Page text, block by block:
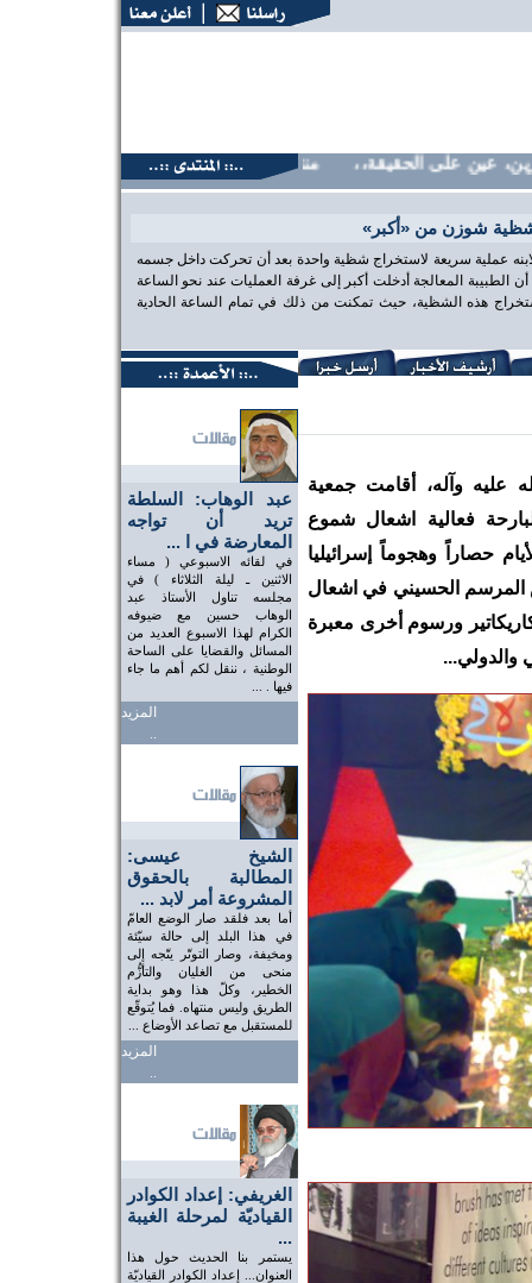
الحقيقة،، منتديات البحرين، عين على الحقيقة،، منتديات
شوزن من «أكبر»
عملية سريعة لاستخراج شظية واحدة بعد أن تحركت داخل جسمه
المعالجة أدخلت أكبر إلى غرفة العمليات عند نحو الساعة
هذه الشظية، حيث تمكنت من ذلك في تمام الساعة الحادية
عبد الوهاب: السلطة
تريد أن تواجه
المعارضة في ا ...
في لقائه الاسبوعي ( مساء
الاثنين ـ ليلة الثلاثاء ) في
مجلسه تناول الأستاذ عبد
الوهاب حسين مع ضيوفه
الكرام لهذا الاسبوع العديد من
المسائل والقضايا على الساحة
الوطنية ، ننقل لكم أهم ما جاء
فيها . ...
المزيد
..
الشيخ عيسى:
المطالبة بالحقوق
المشروعة أمر لابد ...
أما بعد فلقد صار الوضع العامّ
في هذا البلد إلى حالة سيّئة
ومخيفة، وصار التوتّر يتّجه إلى
منحى من الغليان والتأزُّم
الخطير، وكلّ هذا وهو بداية
الطريق وليس منتهاه. فما يُتوقّع
للمستقبل مع تصاعد الأوضاع ...
المزيد
..
الغريفي: إعداد الكوادر
القياديّة لمرحلة الغيبة
...
يستمر بنا الحديث حول هذا
العنوان... إعداد الكوادر القياديّة
عليه وآله، أقامت جمعية
فعالية اشعال شموع
حصاراً وهجوماً إسرائيليا
الحسيني في اشعال
ورسوم أخرى معبرة
والدولي...